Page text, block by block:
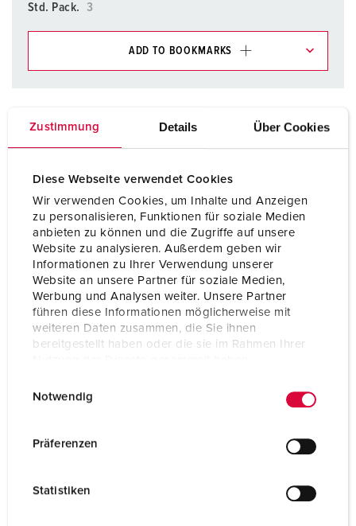
Zustimmung Details Über Cookies
Diese Webseite verwendet Cookies
Wir verwenden Cookies, um Inhalte und Anzeigen
zu personalisieren, Funktionen für soziale Medien
anbieten zu können und die Zugriffe auf unsere
Website zu analysieren. Außerdem geben wir
Informationen zu Ihrer Verwendung unserer
Website an unsere Partner für soziale Medien,
Werbung und Analysen weiter. Unsere Partner
führen diese Informationen möglicherweise mit
weiteren Daten zusammen, die Sie ihnen
bereitgestellt haben oder die sie im Rahmen Ihrer
Notwendig
Präferenzen
Statistiken
Std. Pack.
3
ADD TO BOOKMARKS
My list(0) ADD
Technical specifications
Switch disconnector 52245
BS Motor rating AC3/440V = 30 kW